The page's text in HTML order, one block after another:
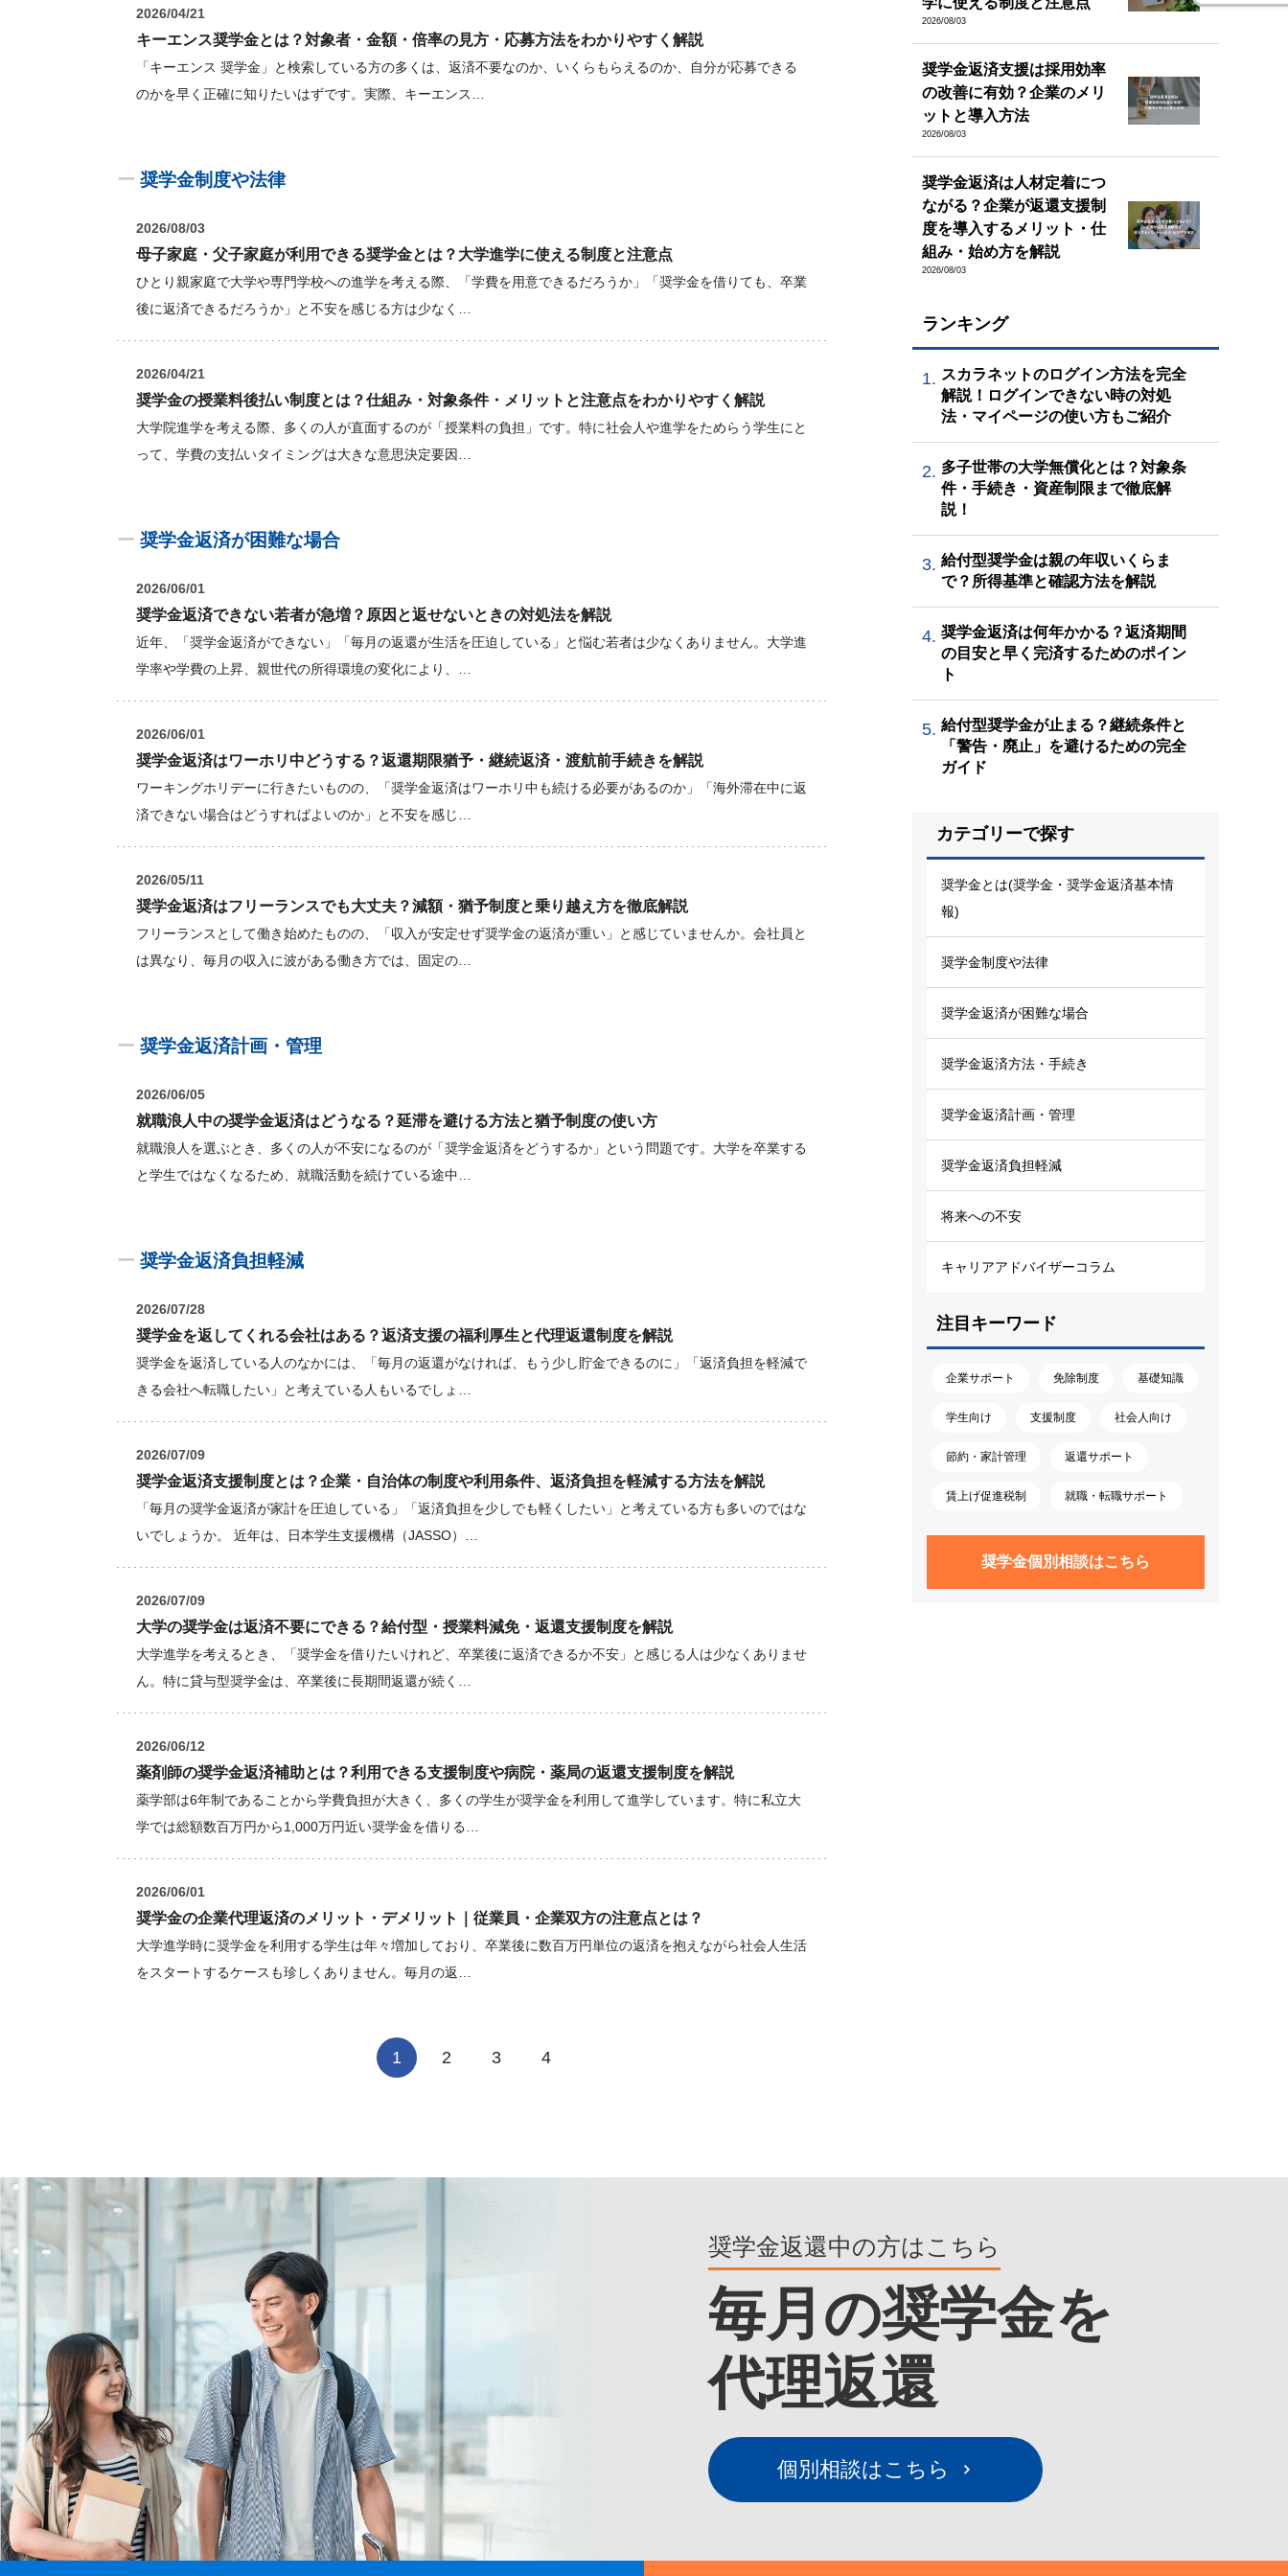
2026/04/21
キーエンス奨学金とは？対象者・金額・倍率の見方・応募方法をわかりやすく解説
「キーエンス 奨学金」と検索している方の多くは、返済不要なのか、いくらもらえるのか、自分が応募できる
のかを早く正確に知りたいはずです。実際、キーエンス…
ー 奨学金制度や法律
2026/08/03
母子家庭・父子家庭が利用できる奨学金とは？大学進学に使える制度と注意点
ひとり親家庭で大学や専門学校への進学を考える際、「学費を用意できるだろうか」「奨学金を借りても、卒業
後に返済できるだろうか」と不安を感じる方は少なく…
2026/04/21
奨学金の授業料後払い制度とは？仕組み・対象条件・メリットと注意点をわかりやすく解説
大学院進学を考える際、多くの人が直面するのが「授業料の負担」です。特に社会人や進学をためらう学生にと
って、学費の支払いタイミングは大きな意思決定要因…
ー 奨学金返済が困難な場合
2026/06/01
奨学金返済できない若者が急増？原因と返せないときの対処法を解説
近年、「奨学金返済ができない」「毎月の返還が生活を圧迫している」と悩む若者は少なくありません。大学進
学率や学費の上昇、親世代の所得環境の変化により、…
2026/06/01
奨学金返済はワーホリ中どうする？返還期限猶予・継続返済・渡航前手続きを解説
ワーキングホリデーに行きたいものの、「奨学金返済はワーホリ中も続ける必要があるのか」「海外滞在中に返
済できない場合はどうすればよいのか」と不安を感じ…
2026/05/11
奨学金返済はフリーランスでも大丈夫？減額・猶予制度と乗り越え方を徹底解説
フリーランスとして働き始めたものの、「収入が安定せず奨学金の返済が重い」と感じていませんか。会社員と
は異なり、毎月の収入に波がある働き方では、固定の…
ー 奨学金返済計画・管理
2026/06/05
就職浪人中の奨学金返済はどうなる？延滞を避ける方法と猶予制度の使い方
就職浪人を選ぶとき、多くの人が不安になるのが「奨学金返済をどうするか」という問題です。大学を卒業する
と学生ではなくなるため、就職活動を続けている途中…
ー 奨学金返済負担軽減
2026/07/28
奨学金を返してくれる会社はある？返済支援の福利厚生と代理返還制度を解説
奨学金を返済している人のなかには、「毎月の返還がなければ、もう少し貯金できるのに」「返済負担を軽減で
きる会社へ転職したい」と考えている人もいるでしょ…
2026/07/09
奨学金返済支援制度とは？企業・自治体の制度や利用条件、返済負担を軽減する方法を解説
「毎月の奨学金返済が家計を圧迫している」「返済負担を少しでも軽くしたい」と考えている方も多いのではな
いでしょうか。 近年は、日本学生支援機構（JASSO）…
2026/07/09
大学の奨学金は返済不要にできる？給付型・授業料減免・返還支援制度を解説
大学進学を考えるとき、「奨学金を借りたいけれど、卒業後に返済できるか不安」と感じる人は少なくありませ
ん。特に貸与型奨学金は、卒業後に長期間返還が続く…
2026/06/12
薬剤師の奨学金返済補助とは？利用できる支援制度や病院・薬局の返還支援制度を解説
薬学部は6年制であることから学費負担が大きく、多くの学生が奨学金を利用して進学しています。特に私立大
学では総額数百万円から1,000万円近い奨学金を借りる…
2026/06/01
奨学金の企業代理返済のメリット・デメリット｜従業員・企業双方の注意点とは？
大学進学時に奨学金を利用する学生は年々増加しており、卒業後に数百万円単位の返済を抱えながら社会人生活
をスタートするケースも珍しくありません。毎月の返…
1 2 3 4
2026/08/03
奨学金返済支援は採用効率
の改善に有効？企業のメリ
ットと導入方法
2026/08/03
奨学金返済は人材定着につ
ながる？企業が返還支援制
度を導入するメリット・仕
組み・始め方を解説
2026/08/03
ランキング
1. スカラネットのログイン方法を完全
解説！ログインできない時の対処
法・マイページの使い方もご紹介
2. 多子世帯の大学無償化とは？対象条
件・手続き・資産制限まで徹底解
説！
3. 給付型奨学金は親の年収いくらま
で？所得基準と確認方法を解説
4. 奨学金返済は何年かかる？返済期間
の目安と早く完済するためのポイン
ト
5. 給付型奨学金が止まる？継続条件と
「警告・廃止」を避けるための完全
ガイド
カテゴリーで探す
奨学金とは(奨学金・奨学金返済基本情
報)
奨学金制度や法律
奨学金返済が困難な場合
奨学金返済方法・手続き
奨学金返済計画・管理
奨学金返済負担軽減
将来への不安
キャリアアドバイザーコラム
注目キーワード
企業サポート 免除制度 基礎知識
学生向け 支援制度 社会人向け
節約・家計管理 返還サポート
賃上げ促進税制 就職・転職サポート
奨学金個別相談はこちら
奨学金返還中の方はこちら
毎月の奨学金を
代理返還
個別相談はこちら